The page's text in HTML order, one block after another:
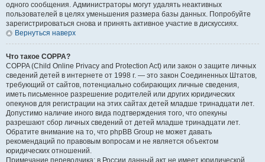
одного сообщения. Администраторы могут удалять неактивных
пользователей в целях уменьшения размера базы данных. Попробуйте
зарегистрироваться снова и принять активное участие в дискуссиях.
Вернуться наверх
Что такое COPPA?
COPPA (Child Online Privacy and Protection Act) или закон о защите личных
сведений детей в интернете от 1998 г. — это закон Соединенных Штатов,
требующий от сайтов, потенциально собирающих личные сведения,
иметь письменное разрешение родителей или других юридических
опекунов для регистрации на этих сайтах детей младше тринадцати лет.
Допустимо наличие иного вида подтверждения того, что опекуны
разрешают сбор личных сведений от детей младше тринадцати лет.
Обратите внимание на то, что phpBB Group не может давать
рекомендаций по правовым вопросам и не является объектом
юридических отношений.
Примечание переводчика: в России данный акт не имеет юридической